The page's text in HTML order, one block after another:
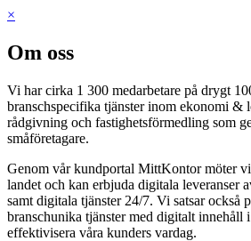
×
Om oss
Vi har cirka 1 300 medarbetare på drygt
branschspecifika tjänster inom ekonomi &
rådgivning och fastighetsförmedling som
småföretagare.
Genom vår kundportal MittKontor möter
landet och kan erbjuda digitala leveranser
samt digitala tjänster 24/7. Vi satsar också
branschunika tjänster med digitalt innehåll
effektivisera våra kunders vardag.